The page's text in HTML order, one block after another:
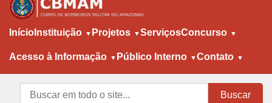
Início Instituição Projetos ServiçosConcurso
Acesso à Informação Público Interno Contato
Buscar